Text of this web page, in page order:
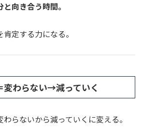
向き合う時間。
定する力になる。
変わらない→減っていく
らないから減っていくに変える。